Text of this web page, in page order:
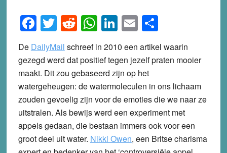
Facebook
Twitter
Reddit
WhatsApp
LinkedIn
EmailShare
De DailyMail schreef in 2010 een artikel waarin
gezegd werd dat positief tegen jezelf praten mooier
maakt. Dit zou gebaseerd zijn op het
watergeheugen: de watermoleculen in ons lichaam
zouden gevoelig zijn voor de emoties die we naar ze
uitstralen. Als bewijs werd een experiment met
appels gedaan, die bestaan immers ook voor een
groot deel uit water. Nikki Owen, een Britse charisma